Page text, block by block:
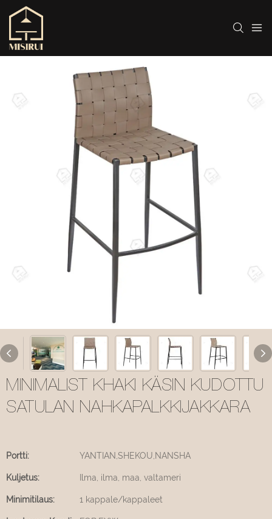
MINIMALIST KHAKI KÄSIN KUDOTTU
SATULAN NAHKAPALKKIJAKKARA
Portti: YANTIAN,SHEKOU,NANSHA
Kuljetus: Ilma, ilma, maa, valtameri
Minimitilaus: 1 kappale/kappaleet